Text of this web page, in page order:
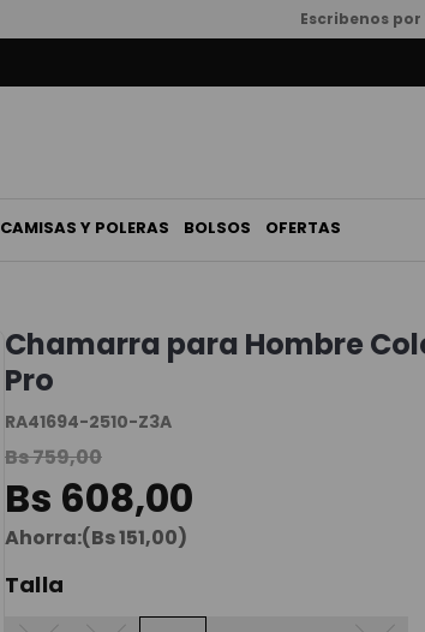
Escribenos
CAMISAS Y POLERAS BOLSOS OFERTAS
Chamarra para Hombre
Pro
RA41694-2510-Z3A
Bs759,00
Bs 608,00
Ahorra:(Bs151,00)
Talla